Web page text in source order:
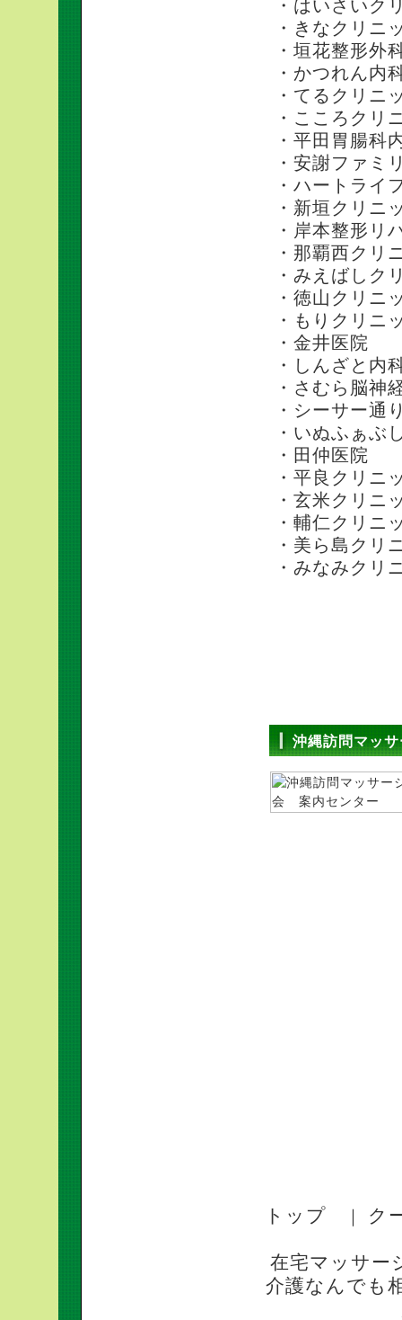
・はいさいク
・きなクリニ
・垣花整形外
・かつれん内
・てるクリニ
・こころクリ
・平田胃腸科
・安謝ファミ
・ハートライ
・新垣クリニ
・岸本整形リ
・那覇西クリ
・みえばしク
・徳山クリニ
・もりクリニ
・金井医院
・しんざと内
・さむら脳神
・シーサー通
・いぬふぁぶ
・田仲医院
・平良クリニ
・玄米クリニ
・輔仁クリニ
・美ら島クリ
・みなみクリ
沖縄訪問マッ
トップ ｜ ク
在宅マッサー
介護なんでも